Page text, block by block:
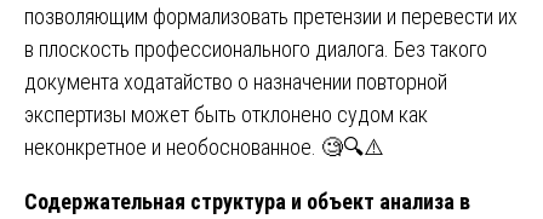
позволяющим формализовать претензии и перевести их
в плоскость профессионального диалога. Без такого
документа ходатайство о назначении повторной
экспертизы может быть отклонено судом как
неконкретное и необоснованное. 🧐🔍⚠️
Содержательная структура и объект анализа в